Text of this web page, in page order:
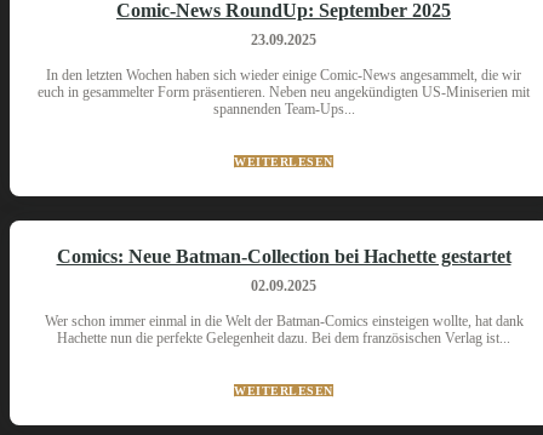
Comic-News RoundUp: September 2025
23.09.2025
In den letzten Wochen haben sich wieder einige Comic-News angesammelt, die wir
euch in gesammelter Form präsentieren. Neben neu angekündigten US-Miniserien mit
spannenden Team-Ups...
WEITERLESEN
Comics: Neue Batman-Collection bei Hachette gestartet
02.09.2025
Wer schon immer einmal in die Welt der Batman-Comics einsteigen wollte, hat dank
Hachette nun die perfekte Gelegenheit dazu. Bei dem französischen Verlag ist...
WEITERLESEN